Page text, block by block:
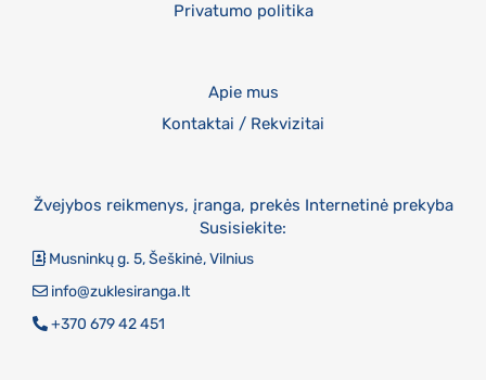
Privatumo politika
Apie mus
Kontaktai / Rekvizitai
Žvejybos reikmenys, įranga, prekės Internetinė prekyba
Susisiekite:
Musninkų g. 5, Šeškinė, Vilnius
info@zuklesiranga.lt
+370 679 42 451